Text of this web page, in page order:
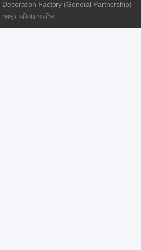
Decoration Factory (General Partnership)
সমস্ত অধিকার সংরক্ষিত।